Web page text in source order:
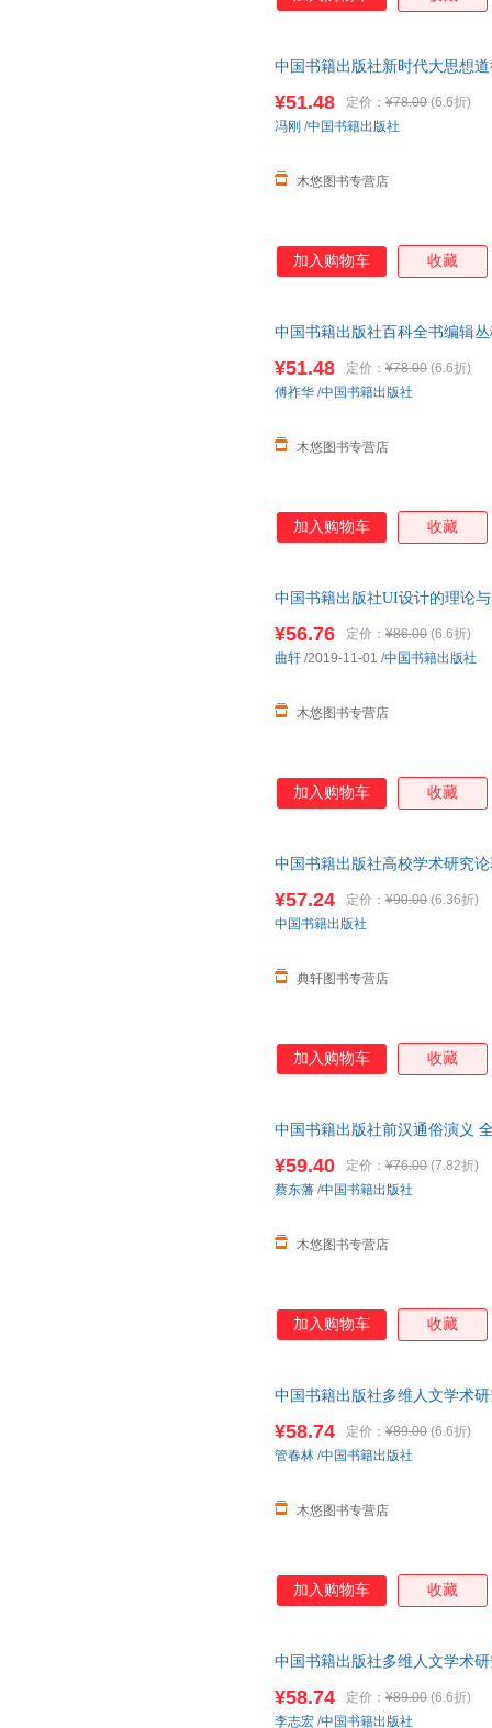
中国书籍出版社新时代大思想
¥51.48 定价： ¥78.00 (6.6折)
木悠图书专营店
冯刚 /中国书籍出版社
加入购物车 收藏
中国书籍出版社百科全书编辑
¥51.48 定价： ¥78.00 (6.6折)
木悠图书专营店
傅祚华 /中国书籍出版社
加入购物车 收藏
中国书籍出版社UI设计的理论
¥56.76 定价： ¥86.00 (6.6折)
木悠图书专营店
曲轩 /2019-11-01 /中国书籍出版社
加入购物车 收藏
中国书籍出版社高校学术研究
¥57.24 定价： ¥90.00 (6.36折)
典轩图书专营店
中国书籍出版社
加入购物车 收藏
中国书籍出版社前汉通俗演义
¥59.40 定价： ¥76.00 (7.82折)
木悠图书专营店
蔡东藩 /中国书籍出版社
加入购物车 收藏
中国书籍出版社多维人文学术
¥58.74 定价： ¥89.00 (6.6折)
木悠图书专营店
管春林 /中国书籍出版社
加入购物车 收藏
中国书籍出版社多维人文学术
¥58.74 定价： ¥89.00 (6.6折)
李志宏 /中国书籍出版社